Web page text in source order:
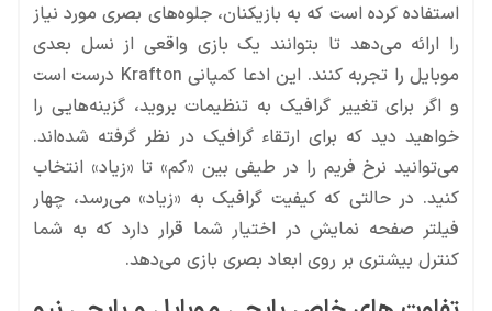
استفاده کرده است که به بازیکنان، جلوه‌های بصری مورد نیاز
را ارائه می‌دهد تا بتوانند یک بازی واقعی از نسل بعدی
موبایل را تجربه کنند. این ادعا کمپانی Krafton درست است
و اگر برای تغییر گرافیک به تنظیمات بروید، گزینه‌هایی را
خواهید دید که برای ارتقاء گرافیک در نظر گرفته شده‌اند.
می‌توانید نرخ فریم را در طیفی بین «کم» تا «زیاد» انتخاب
کنید. در حالتی که کیفیت گرافیک به «زیاد» می‌رسد، چهار
فیلتر صفحه نمایش در اختیار شما قرار دارد که به شما
کنترل بیشتری بر روی ابعاد بصری بازی می‌دهد.